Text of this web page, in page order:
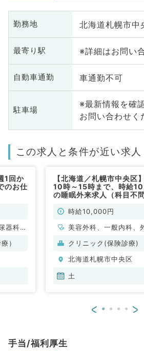
勤務地 北海道札幌市中
最寄り駅 ※詳細はお問い
自動車通勤 車通勤不可
駐車場
※最新情報を確
お問い合わせく
この求人と条件が近い求人
1回か
のお仕
器科、
）
【北海道／札幌市中央区
10時～15時まで、時給
の睡眠外来求人（科目不
時給10,000円
美容外科、一般内科、
般、一般外科
クリニック(保険診療)
北海道札幌市中央区
土
< >
手当/福利厚生